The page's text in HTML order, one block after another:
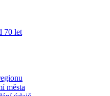
70 let
města